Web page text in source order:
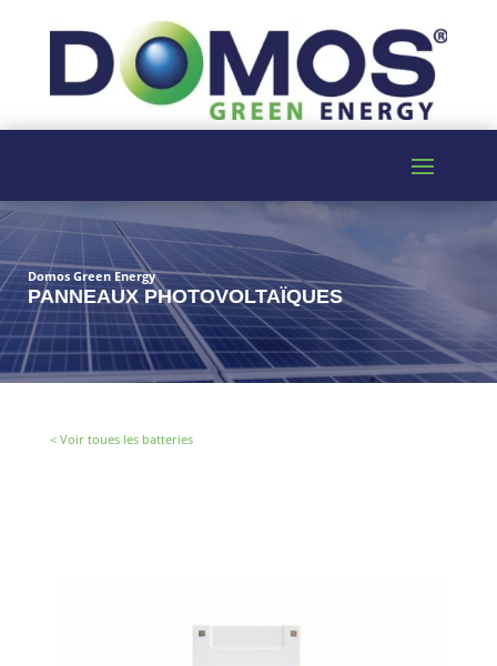
Domos Green Energy
PANNEAUX PHOTOVOLTAÏQUES
< Voir toues les batteries